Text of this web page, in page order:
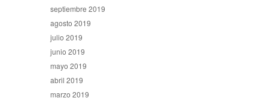
septiembre 2019
agosto 2019
julio 2019
junio 2019
mayo 2019
abril 2019
marzo 2019